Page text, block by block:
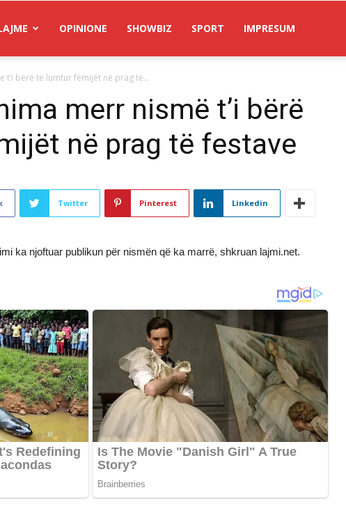
OPINIONE SHOWBIZ SPORT IMPRESUM
t’i bërë të lumtur fëmijët në prag të...
merr nismë t’i bërë
në prag të festave
Twitter Pinterest Linkedin
ka njoftuar publikun për nismën që ka marrë, shkruan lajmi.net.